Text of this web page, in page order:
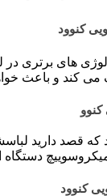
کنوود
های برتری
کند و باعث
که قصد دارید